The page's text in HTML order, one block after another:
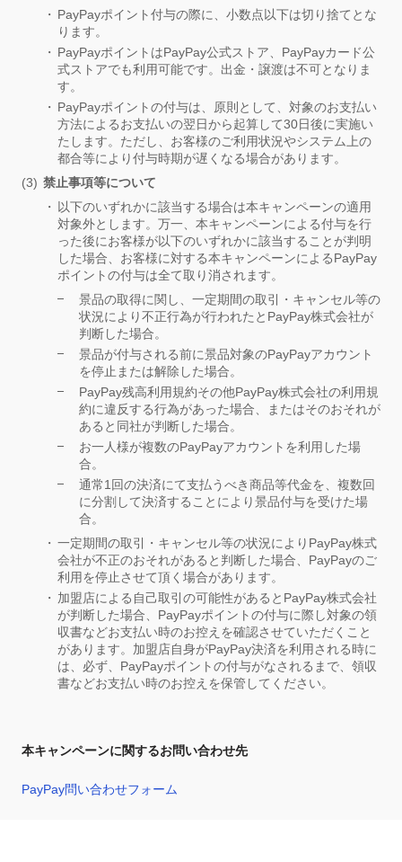
PayPayポイント付与の際に、小数点以下は切り捨てとな
ります。
PayPayポイントはPayPay公式ストア、PayPayカード公
式ストアでも利用可能です。出金・譲渡は不可となりま
す。
PayPayポイントの付与は、原則として、対象のお支払い
方法によるお支払いの翌日から起算して30日後に実施い
たします。ただし、お客様のご利用状況やシステム上の
都合等により付与時期が遅くなる場合があります。
禁止事項等について
以下のいずれかに該当する場合は本キャンペーンの適用
対象外とします。万一、本キャンペーンによる付与を行
った後にお客様が以下のいずれかに該当することが判明
した場合、お客様に対する本キャンペーンによるPayPay
ポイントの付与は全て取り消されます。
景品の取得に関し、一定期間の取引・キャンセル等の
状況により不正行為が行われたとPayPay株式会社が
判断した場合。
景品が付与される前に景品対象のPayPayアカウント
を停止または解除した場合。
PayPay残高利用規約その他PayPay株式会社の利用規
約に違反する行為があった場合、またはそのおそれが
あると同社が判断した場合。
お一人様が複数のPayPayアカウントを利用した場
合。
通常1回の決済にて支払うべき商品等代金を、複数回
に分割して決済することにより景品付与を受けた場
合。
一定期間の取引・キャンセル等の状況によりPayPay株式
会社が不正のおそれがあると判断した場合、PayPayのご
利用を停止させて頂く場合があります。
加盟店による自己取引の可能性があるとPayPay株式会社
が判断した場合、PayPayポイントの付与に際し対象の領
収書などお支払い時のお控えを確認させていただくこと
があります。加盟店自身がPayPay決済を利用される時に
は、必ず、PayPayポイントの付与がなされるまで、領収
書などお支払い時のお控えを保管してください。
本キャンペーンに関するお問い合わせ先
PayPay問い合わせフォーム